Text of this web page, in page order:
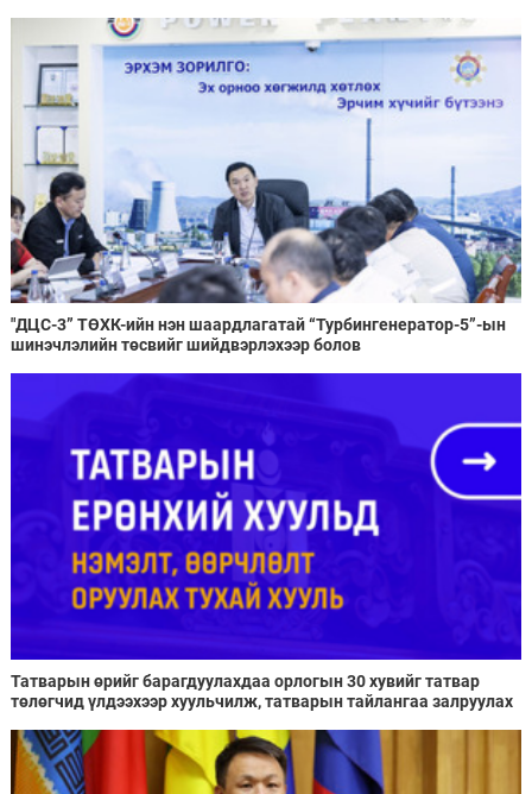
"ДЦС-3” ТӨХК-ийн нэн шаардлагатай “Турбингенератор-5”-ын
шинэчлэлийн төсвийг шийдвэрлэхээр болов
Татварын өрийг барагдуулахдаа орлогын 30 хувийг татвар
төлөгчид үлдээхээр хуульчилж, татварын тайлангаа залруулах